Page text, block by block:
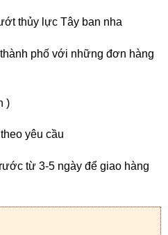
thủy lực Tây ban nha
phố với những đơn hàng
)
yêu cầu
từ 3-5 ngày để giao hàng